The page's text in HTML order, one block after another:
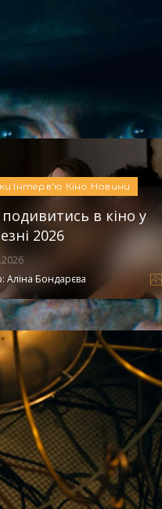
Bride!) Меґґі
поділитись...
Інтерв'ю Кіно Новини
в кіно у
2026
Аліна Бондарєва